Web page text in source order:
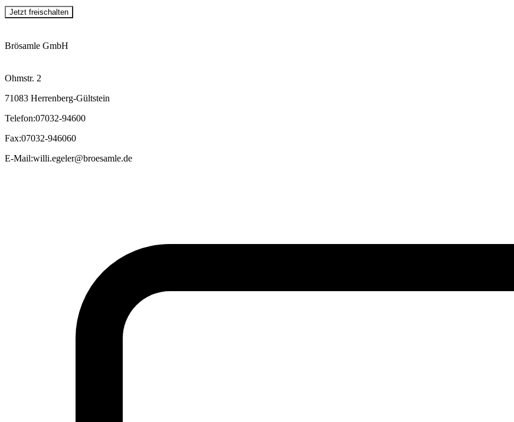
Jetzt freischalten
Brösamle GmbH
Ohmstr. 2
71083 Herrenberg-Gültstein
Telefon:07032-94600
Fax:07032-946060
E-Mail:willi.egeler@broesamle.de